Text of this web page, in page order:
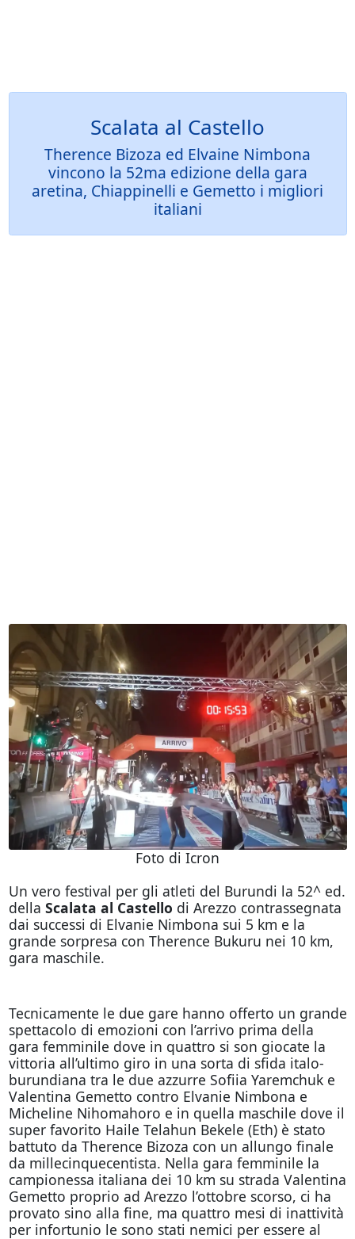
Scalata al Castello
Therence Bizoza ed Elvaine Nimbona
vincono la 52ma edizione della gara
aretina, Chiappinelli e Gemetto i migliori
italiani
Foto di Icron
Un vero festival per gli atleti del Burundi la 52^ ed.
della Scalata al Castello di Arezzo contrassegnata
dai successi di Elvanie Nimbona sui 5 km e la
grande sorpresa con Therence Bukuru nei 10 km,
gara maschile.
Tecnicamente le due gare hanno offerto un grande
spettacolo di emozioni con l’arrivo prima della
gara femminile dove in quattro si son giocate la
vittoria all’ultimo giro in una sorta di sfida italo-
burundiana tra le due azzurre Sofiia Yaremchuk e
Valentina Gemetto contro Elvanie Nimbona e
Micheline Nihomahoro e in quella maschile dove il
super favorito Haile Telahun Bekele (Eth) è stato
battuto da Therence Bizoza con un allungo finale
da millecinquecentista. Nella gara femminile la
campionessa italiana dei 10 km su strada Valentina
Gemetto proprio ad Arezzo l’ottobre scorso, ci ha
provato sino alla fine, ma quattro mesi di inattività
per infortunio le sono stati nemici per essere al